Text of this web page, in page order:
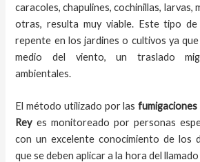
caracoles, chapulines, cochinillas, larvas,
otras, resulta muy viable. Este tipo de
repente en los jardines o cultivos ya
medio del viento, un traslado
ambientales.
El método utilizado por las fumigaciones
Reyes monitoreado por personas
con un excelente conocimiento de los
que se deben aplicar a la hora del